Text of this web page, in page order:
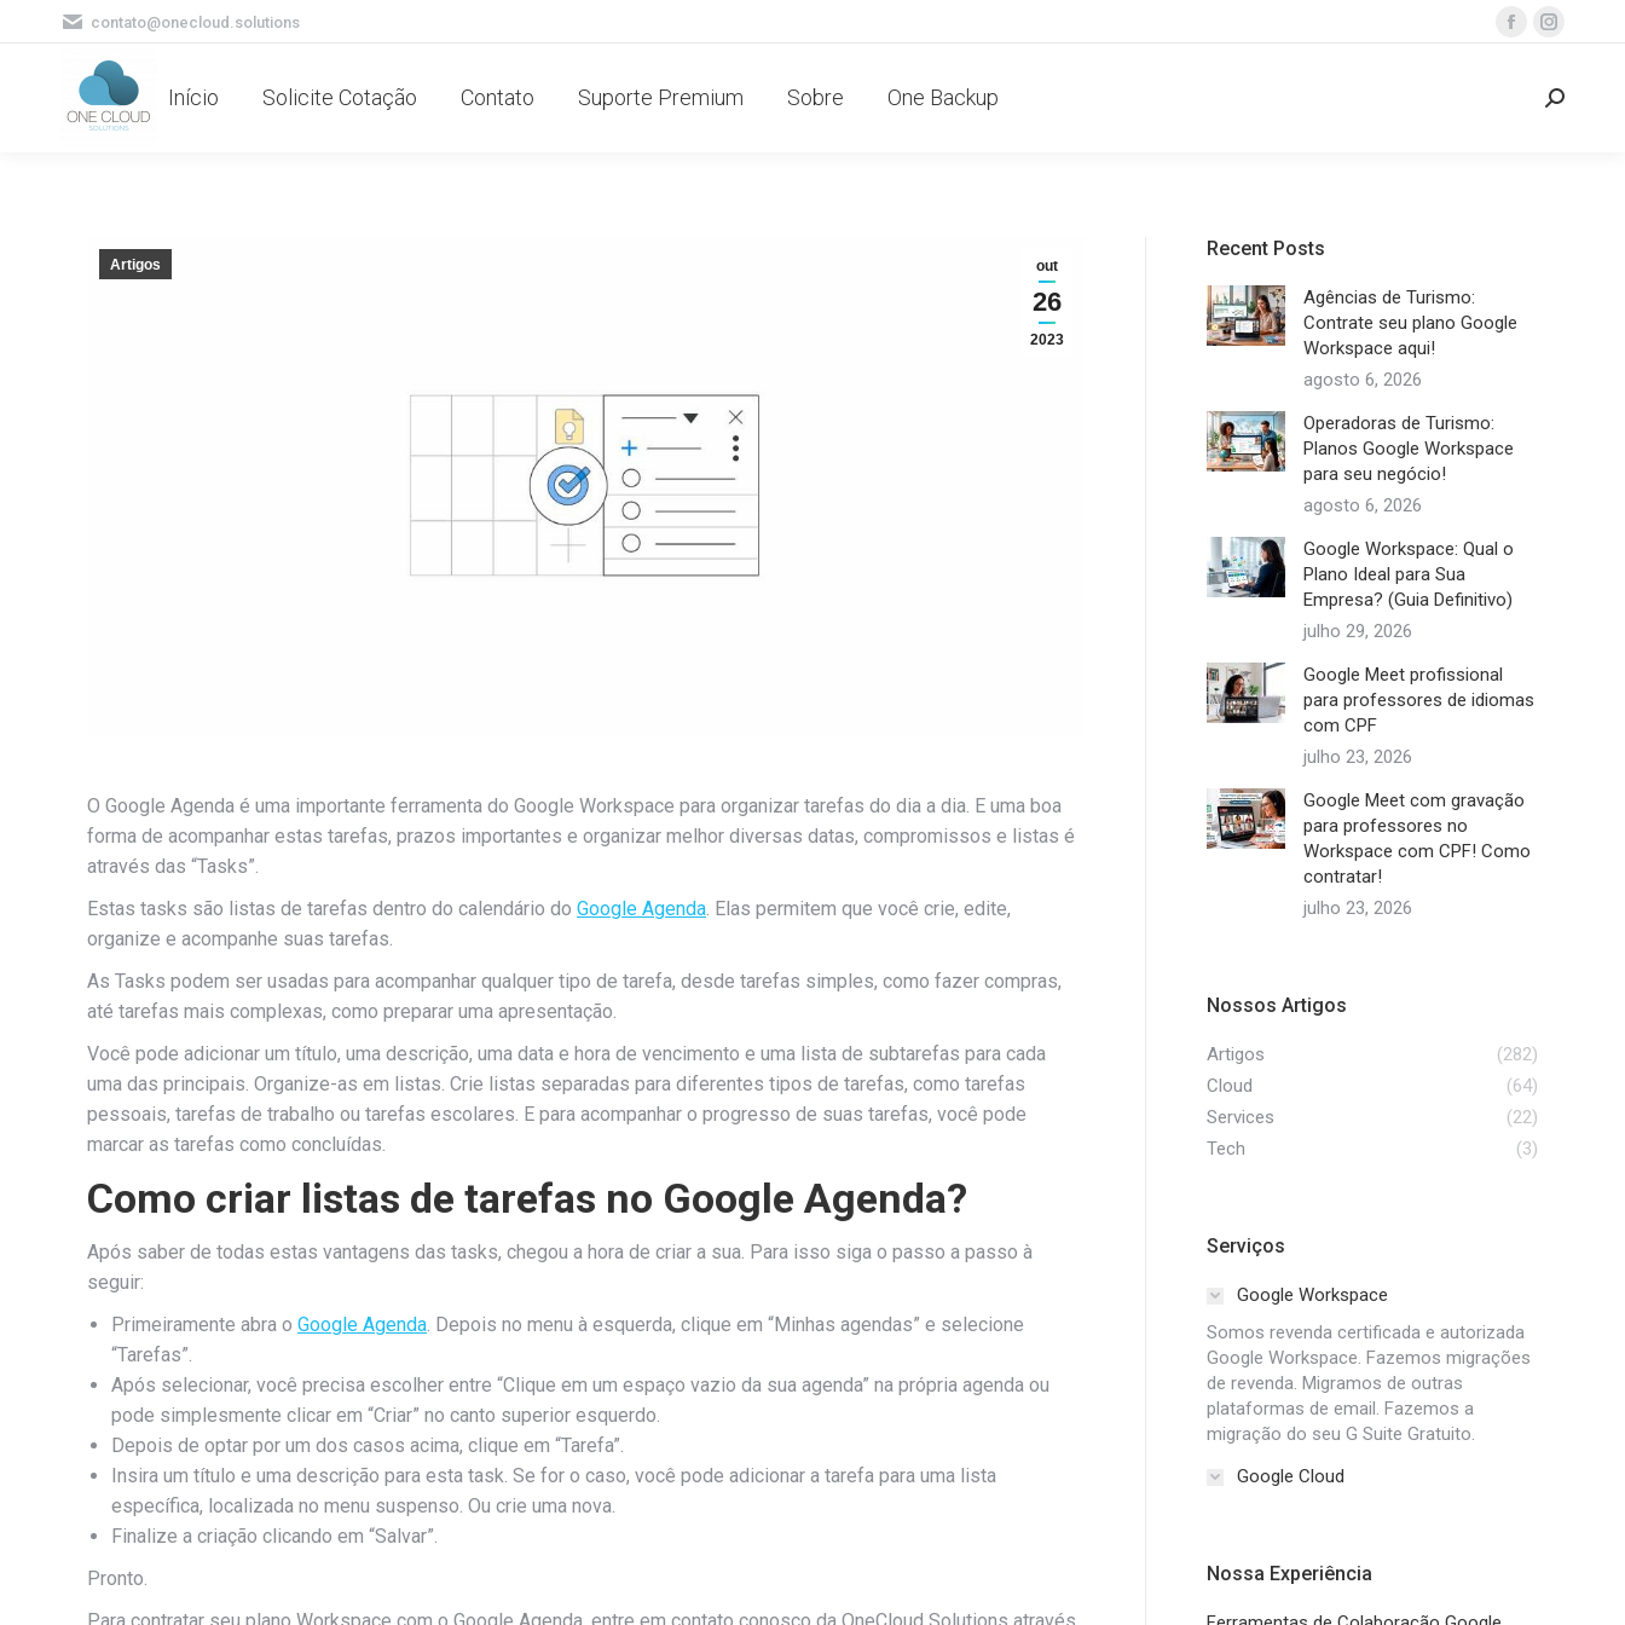
contato@onecloud.solutions
Facebook
opensopens
Início Solicite Cotação Contato Suporte Premium Sobre One Backup Search:
out
26
2023
Artigos
O Google Agenda é uma importante ferramenta do Google Workspace para organizar tarefas do dia a dia. E uma boa
forma de acompanhar estas tarefas, prazos importantes e organizar melhor diversas datas, compromissos e listas é
através das “Tasks”.
Estas tasks são listas de tarefas dentro do calendário do Google Agenda . Elas permitem que você crie, edite,
organize e acompanhe suas tarefas.
As Tasks podem ser usadas para acompanhar qualquer tipo de tarefa, desde tarefas simples, como fazer compras,
até tarefas mais complexas, como preparar uma apresentação.
Você pode adicionar um título, uma descrição, uma data e hora de vencimento e uma lista de subtarefas para cada
uma das principais. Organize-as em listas. Crie listas separadas para diferentes tipos de tarefas, como tarefas
pessoais, tarefas de trabalho ou tarefas escolares. E para acompanhar o progresso de suas tarefas, você pode
marcar as tarefas como concluídas.
Como criar listas de tarefas no Google Agenda?
Após saber de todas estas vantagens das tasks, chegou a hora de criar a sua. Para isso siga o passo a passo à
seguir:
Primeiramente abra o Google Agenda . Depois no menu à esquerda, clique em “Minhas agendas” e selecione
“Tarefas”.
Após selecionar, você precisa escolher entre “Clique em um espaço vazio da sua agenda” na própria agenda ou
pode simplesmente clicar em “Criar” no canto superior esquerdo.
Depois de optar por um dos casos acima, clique em “Tarefa”.
Insira um título e uma descrição para esta task. Se for o caso, você pode adicionar a tarefa para uma lista
específica, localizada no menu suspenso. Ou crie uma nova.
Finalize a criação clicando em “Salvar”.
Pronto.
Para contratar seu plano Workspace com o Google Agenda, entre em contato conosco da OneCloud Solutions através
Recent Posts
Agências de Turismo:
Contrate seu plano Google
Workspace aqui!
agosto 6, 2026
Operadoras de Turismo:
Planos Google Workspace
para seu negócio!
agosto 6, 2026
Google Workspace: Qual o
Plano Ideal para Sua
Empresa? (Guia Definitivo)
julho 29, 2026
Google Meet profissional
para professores de idiomas
com CPF
julho 23, 2026
Google Meet com gravação
para professores no
Workspace com CPF! Como
contratar!
julho 23, 2026
Nossos Artigos
Artigos
(282)
Cloud
(64)
Services
(22)
Tech
(3)
Serviços
Google Workspace
Somos revenda certificada e autorizada
Google Workspace. Fazemos migrações
de revenda. Migramos de outras
plataformas de email. Fazemos a
migração do seu G Suite Gratuito.
Google Cloud
Nossa Experiência